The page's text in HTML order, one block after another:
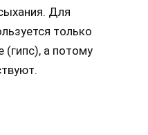
Для
только
(гипс), а потому